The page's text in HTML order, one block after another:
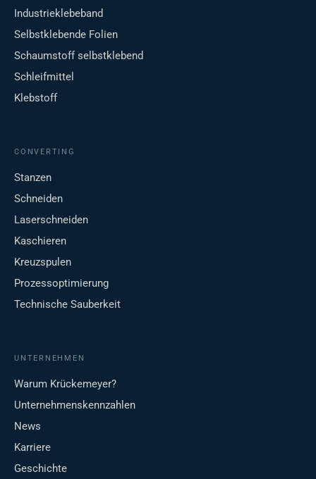
Industrieklebeband
Selbstklebende Folien
Schaumstoff selbstklebend
Schleifmittel
Klebstoff
CONVERTING
Stanzen
Schneiden
Laserschneiden
Kaschieren
Kreuzspulen
Prozessoptimierung
Technische Sauberkeit
UNTERNEHMEN
Warum Krückemeyer?
Unternehmenskennzahlen
News
Karriere
Geschichte